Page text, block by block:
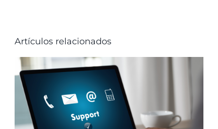
Artículos relacionados